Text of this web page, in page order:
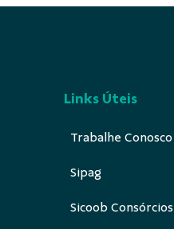
Links Úteis
Trabalhe Conosco
Sipag
Sicoob Consórcios